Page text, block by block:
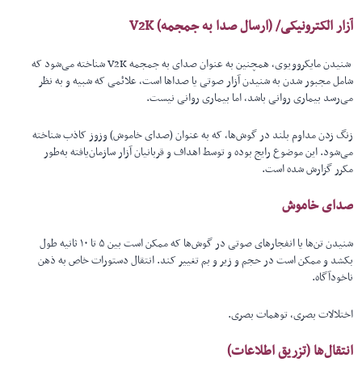
آزار الکترونیکی/(ارسال صدا به جمجمه)V2K
شنیدن مایکروویوی، همچنین به عنوان صدای به جمجمه V2K شناخته می‌شود که
شامل مجبور شدن به شنیدن آزار صوتی یا صداها است، علائمی که شبیه و به نظر
می‌رسد بیماری روانی باشد، اما بیماری روانی نیست.
زنگ زدن مداوم بلند در گوش‌ها، که به عنوان (صدای خاموش) وزوز کاذب شناخته
می‌شود. این موضوع رایج بوده و توسط اهداف و قربانیان آزار سازمان‌یافته به‌طور
مکرر گزارش شده است.
صدای خاموش
شنیدن تن‌ها یا انفجارهای صوتی در گوش‌ها که ممکن است بین ۵ تا ۱۰ ثانیه طول
بکشد و ممکن است در حجم و زیر و بم تغییر کند. انتقال دستورات خاص به ذهن
ناخودآگاه.
اختلالات بصری، توهمات بصری.
انتقال‌ها (تزریق اطلاعات)